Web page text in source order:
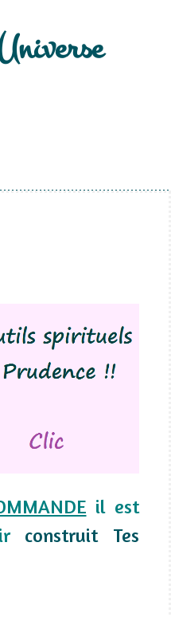
il est
construit Tes